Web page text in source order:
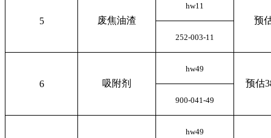
5 废焦油渣
hw11
预
252-003-11
6 吸附剂
hw49
预估
900-041-49
hw49